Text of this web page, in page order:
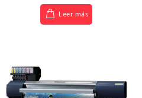
Leer más